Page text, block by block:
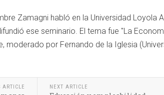
Zamagni habló en la Universidad Loyola
ese seminario. El tema fue "La
moderado por Fernando de la Iglesia
ARTICLE NEXT ARTICLE